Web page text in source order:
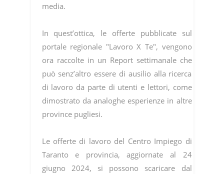
media.
In quest’ottica, le offerte pubblicate sul
portale regionale "Lavoro X Te", vengono
ora raccolte in un Report settimanale che
può senz’altro essere di ausilio alla ricerca
di lavoro da parte di utenti e lettori, come
dimostrato da analoghe esperienze in altre
province pugliesi.
Le offerte di lavoro del Centro Impiego di
Taranto e provincia, aggiornate al 24
giugno 2024, si possono scaricare dal